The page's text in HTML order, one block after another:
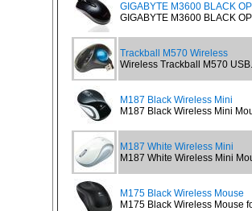
GIGABYTE M3600 BLACK
GIGABYTE M3600 BLACK
Trackball M570 Wireless
Wireless Trackball M570
M187 Black Wireless Mini
M187 Black Wireless Mini
M187 White Wireless Mini
M187 White Wireless Mini
M175 Black Wireless Mouse
M175 Black Wireless Mouse